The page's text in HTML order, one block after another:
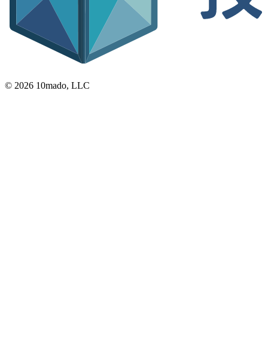
© 2026 10mado, LLC